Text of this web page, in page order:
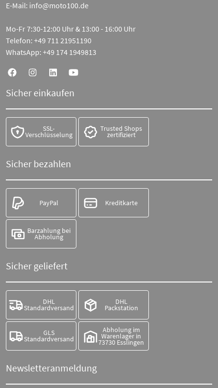
E-Mail: info@moto100.de
Mo-Fr 7:30-12:00 Uhr & 13:00 - 16:00 Uhr
Telefon: +49 711 21951190
WhatsApp: +49 174 1949813
Sicher einkaufen
SSL-
Verschlüsselung
Trusted Shops
zertifiziert
Sicher bezahlen
PayPal Kreditkarte
Barzahlung bei
Abholung
Sicher geliefert
DHL
Standardversand
DHL
Packstation
GLS
Standardversand
Abholung im
Warenlager in
73730 Esslingen
Newsletteranmeldung